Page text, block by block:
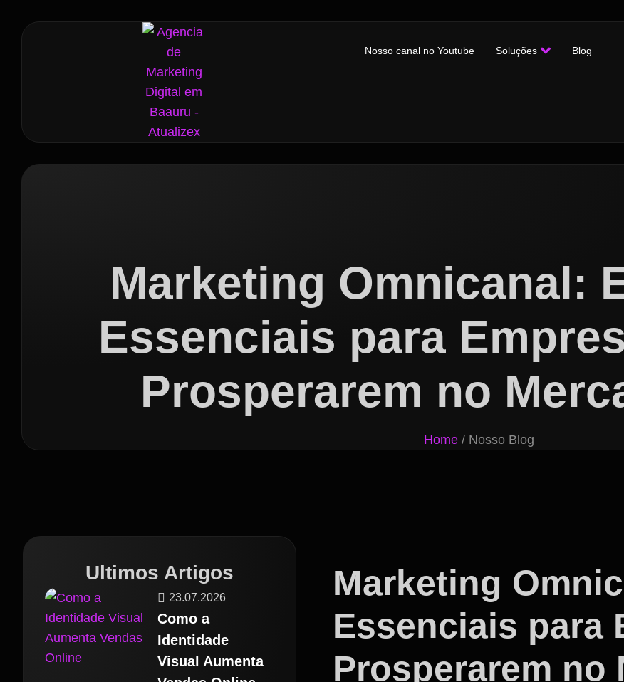
Nosso canal no Youtube Soluções Blog
Marketing Omnicanal:
Essenciais para
Prosperarem no
Home/ Nosso Blog
Ultimos Artigos
23.07.2026
Como a
Identidade
Visual Aumenta
Marketing
Essenciais para
Prosperarem no